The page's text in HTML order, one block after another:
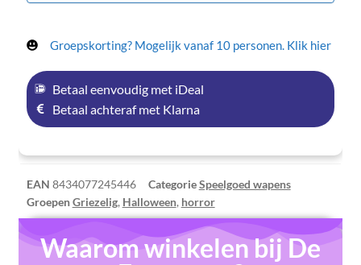
Groepskorting? Mogelijk vanaf 10 personen. Klik hier
Betaal eenvoudig met iDeal
Betaal achteraf met Klarna
EAN 8434077245446 CategorieSpeelgoed wapens
GroepenGriezelig, Halloween, horror
Waarom winkelen bij De